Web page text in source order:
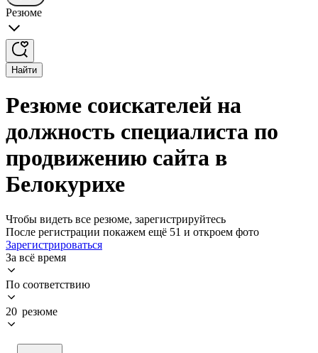
Резюме
Найти
Резюме соискателей на
должность специалиста по
продвижению сайта в
Белокурихе
Чтобы видеть все резюме, зарегистрируйтесь
После регистрации покажем ещё 51 и откроем фото
Зарегистрироваться
За всё время
По соответствию
20 резюме